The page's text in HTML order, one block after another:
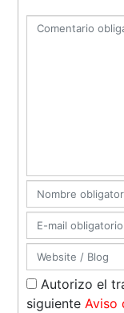
Autorizo el
siguienteAviso